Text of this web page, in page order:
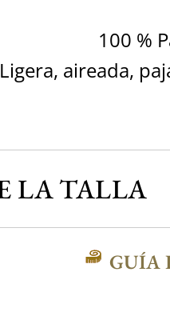
100 %
Ligera, aireada,
GUÍA